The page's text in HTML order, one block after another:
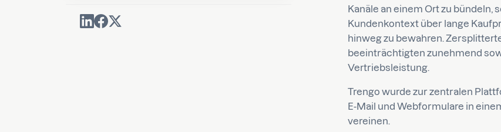
Kanäle an einem Ort zu
Kundenkontext über lange
hinweg zu bewahren.
beeinträchtigten zunehmend
Vertriebsleistung.
Trengo wurde zur zentralen
E-Mail und Webformulare in
vereinen.